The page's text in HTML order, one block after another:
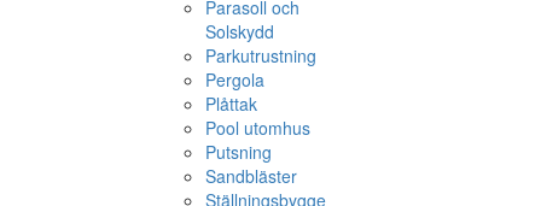
Parasoll och
Solskydd
Parkutrustning
Pergola
Plåttak
Pool utomhus
Putsning
Sandbläster
Ställningsbygge